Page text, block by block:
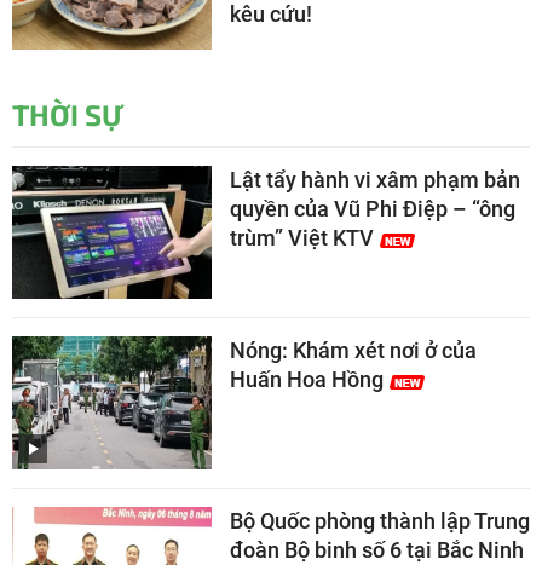
kêu cứu!
THỜI SỰ
Lật tẩy hành vi xâm phạm bản
quyền của Vũ Phi Điệp – “ông
trùm” Việt KTV
Nóng: Khám xét nơi ở của
Huấn Hoa Hồng
Bộ Quốc phòng thành lập Trung
đoàn Bộ binh số 6 tại Bắc Ninh